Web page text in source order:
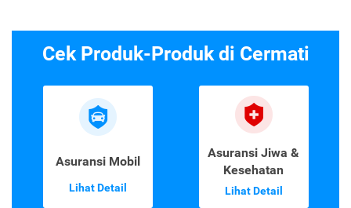
Cek Produk-Produk di Cermati
Asuransi Mobil
Lihat Detail
Asuransi Jiwa &
Kesehatan
Lihat Detail